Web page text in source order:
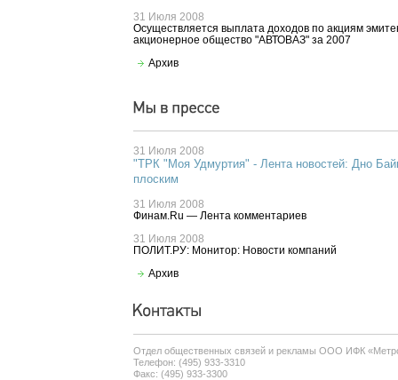
31 Июля 2008
Осуществляется выплата доходов по акциям
акционерное общество "АВТОВАЗ" за 2007
Архив
31 Июля 2008
"ТРК "Моя Удмуртия" - Лента новостей: Дно
плоским
31 Июля 2008
Финам.Ru — Лента комментариев
31 Июля 2008
ПОЛИТ.РУ: Монитор: Новости компаний
Архив
Отдел общественных связей и рекламы ООО ИФК
Телефон: (495) 933-3310
Факс: (495) 933-3300